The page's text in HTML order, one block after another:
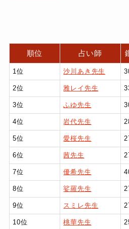
順位 占い師
1位 沙川あき先生
2位 雅レイ先生
3位 ふゆ先生
4位 岩代先生
5位 愛桜先生
6位 茜先生
7位 優希先生
8位 娑羅先生
9位 スミレ先生
10位 桃華先生